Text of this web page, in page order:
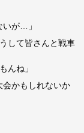
いが…」
して皆さんと戦車
んね」
会かもしれないか